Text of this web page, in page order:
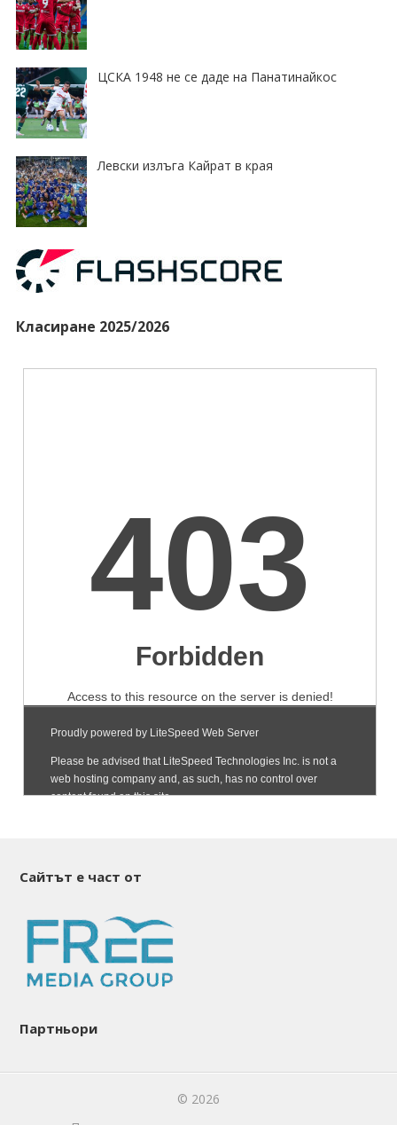
ЦСКА 1948 не се даде на Панатинайкос
Левски излъга Кайрат в края
Класиране 2025/2026
Сайтът е част от
Партньори
© 2026